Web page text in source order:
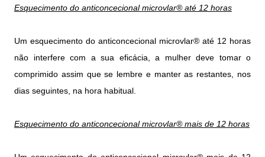
Esquecimento do anticoncecional microvlar® até 12 horas
Um esquecimento do anticoncecional microvlar® até 12 horas
não interfere com a sua eficácia, a mulher deve tomar o
comprimido assim que se lembre e manter as restantes, nos
dias seguintes, na hora habitual.
Esquecimento do anticoncecional microvlar® mais de 12 horas